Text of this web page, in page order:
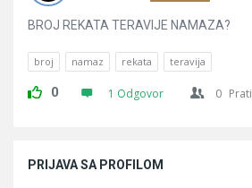
BROJ REKATA TERAVIJE NAMAZA?
broj namaz rekata teravija
0 1 Odgovor 0 Prati
PRIJAVA SA PROFILOM